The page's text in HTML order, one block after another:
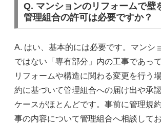
Q. マンションのリフォームで壁
管理組合の許可は必要ですか？
A. はい、基本的には必要です。マンシ
ではない「専有部分」内の工事であっ
リフォームや構造に関わる変更を行う
約に基づいて管理組合への届け出や承
ケースがほとんどです。事前に管理規
事の内容について管理組合へ相談して